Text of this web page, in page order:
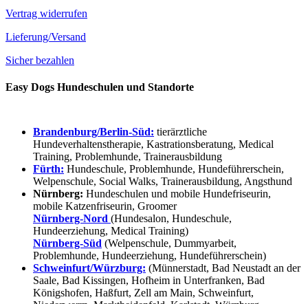
Vertrag widerrufen
Lieferung/Versand
Sicher bezahlen
Easy Dogs Hundeschulen und Standorte
Brandenburg/Berlin-Süd: tierärztliche
Hundeverhaltenstherapie, Kastrationsberatung, Medical
Training, Problemhunde, Trainerausbildung
Fürth: Hundeschule, Problemhunde, Hundeführerschein,
Welpenschule, Social Walks, Trainerausbildung, Angsthund
Nürnberg: Hundeschulen und mobile Hundefriseurin,
mobile Katzenfriseurin, Groomer
Nürnberg-Nord (Hundesalon, Hundeschule,
Hundeerziehung, Medical Training)
Nürnberg-Süd (Welpenschule, Dummyarbeit,
Problemhunde, Hundeerziehung, Hundeführerschein)
Schweinfurt/Würzburg: (Münnerstadt, Bad Neustadt an der
Saale, Bad Kissingen, Hofheim in Unterfranken, Bad
Königshofen, Haßfurt, Zell am Main, Schweinfurt,